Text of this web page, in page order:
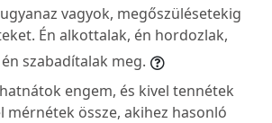
vagyok, megőszülésetekig
Én alkottalak, én hordozlak,
szabadítalak meg.
engem, és kivel tennétek
mérnétek össze, akihez hasonló